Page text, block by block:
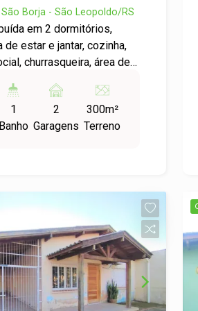
São Borja - São Leopoldo/RS
em 2 dormitórios,
de estar e jantar, cozinha,
churrasqueira, área de
e tranquilo,
visita e confira!
1
Banho
2
Garagens
300m²
Terreno